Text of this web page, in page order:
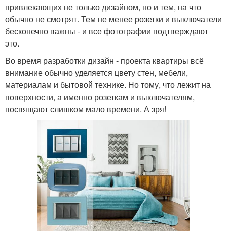
привлекающих не только дизайном, но и тем, на что
обычно не смотрят. Тем не менее розетки и выключатели
бесконечно важны - и все фотографии подтверждают
это.
Во время разработки дизайн - проекта квартиры всё
внимание обычно уделяется цвету стен, мебели,
материалам и бытовой технике. Но тому, что лежит на
поверхности, а именно розеткам и выключателям,
посвящают слишком мало времени. А зря!